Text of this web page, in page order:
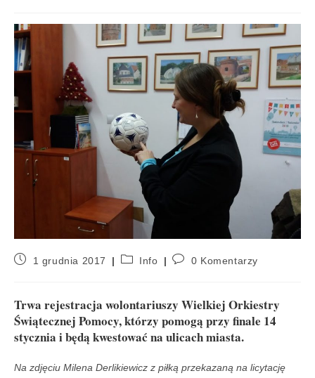
1 grudnia 2017 Info 0 Komentarzy
Trwa rejestracja wolontariuszy Wielkiej Orkiestry
Świątecznej Pomocy, którzy pomogą przy finale 14
stycznia i będą kwestować na ulicach miasta.
Na zdjęciu Milena Derlikiewicz z piłką przekazaną na licytację